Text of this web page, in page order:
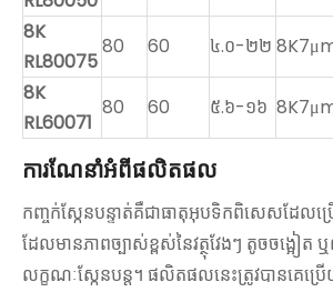
8K
RL80075
80 60 ៤.០-២២
8K
RL60071
80 60 ៥.៦-១៦
ការណែនាំអំពីផលិតផល
កញ្ចក់ស្កែនបន្ទាត់គឺជាធាតុអុបទិកពិសេសដែលប្
ដែលមានភាពច្បាស់ខ្ពស់នៃវត្ថុវែងៗ តូចចង្អៀត
លក្ខណៈស្កែនបន្ត។ ផលិតផលនេះត្រូវបានគេ